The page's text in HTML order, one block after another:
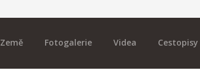
Země Fotogalerie Videa Cestopisy